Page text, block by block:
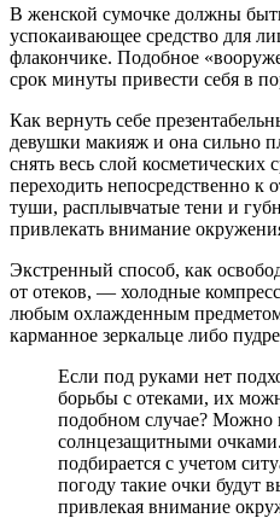
В женской сумочке должны
успокаивающее средство для
флакончике. Подобное
срок минуты привести себя в
Как вернуть себе
девушки макияж и она сильно
снять весь слой косметических
переходить непосредственно к
туши, расплывчатые тени и
привлекать внимание
Экстренный способ, как
от отеков, — холодные
любым охлажденным
карманное зеркальце либо
Если под руками нет
борьбы с отеками, их
подобном случае? Можно
солнцезащитными
подбирается с учетом
погоду такие очки будут
привлекая внимание